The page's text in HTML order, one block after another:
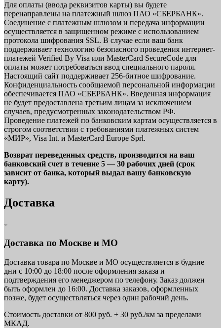
Для оплаты (ввода реквизитов карты) вы будете
перенаправлены на платежный шлюз ПАО «СБЕРБАНК».
Соединение с платежным шлюзом и передача информации
осуществляется в защищенном режиме с использованием
протокола шифрования SSL. В случае если ваш банк
поддерживает технологию безопасного проведения интернет-
платежей Verified By Visa или MasterCard SecureCode для
оплаты может потребоваться ввод специального пароля.
Настоящий сайт поддерживает 256-битное шифрование.
Конфиденциальность сообщаемой персональной информации
обеспечивается ПАО «СБЕРБАНК». Введенная информация
не будет предоставлена третьим лицам за исключением
случаев, предусмотренных законодательством РФ.
Проведение платежей по банковским картам осуществляется в
строгом соответствии с требованиями платежных систем
«МИР», Visa Int. и MasterCard Europe Sprl.
Возврат переведенных средств, производится на ваш
банковский счет в течение 5 — 30 рабочих дней (срок
зависит от банка, который выдал вашу банковскую
карту).
Доставка
Доставка по Москве и МО
Доставка товара по Москве и МО осуществляется в будние
дни с 10:00 до 18:00 после оформления заказа и
подтверждения его менеджером по телефону. Заказ должен
быть оформлен до 16:00. Доставка заказов, оформленных
позже, будет осуществляться через один рабочий день.
Стоимость доставки от 800 руб. + 30 руб./км за пределами
МКАД.